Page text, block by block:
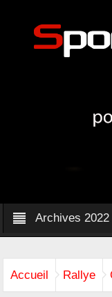
Archives 2022
Accueil Rallye